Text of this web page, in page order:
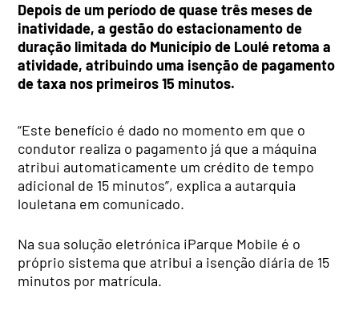
Depois de um período de quase três meses de
inatividade, a gestão do estacionamento de
duração limitada do Município de Loulé retoma a
atividade, atribuindo uma isenção de pagamento
de taxa nos primeiros 15 minutos.
“Este benefício é dado no momento em que o
condutor realiza o pagamento já que a máquina
atribui automaticamente um crédito de tempo
adicional de 15 minutos”, explica a autarquia
louletana em comunicado.
Na sua solução eletrónica iParque Mobile é o
próprio sistema que atribui a isenção diária de 15
minutos por matrícula.